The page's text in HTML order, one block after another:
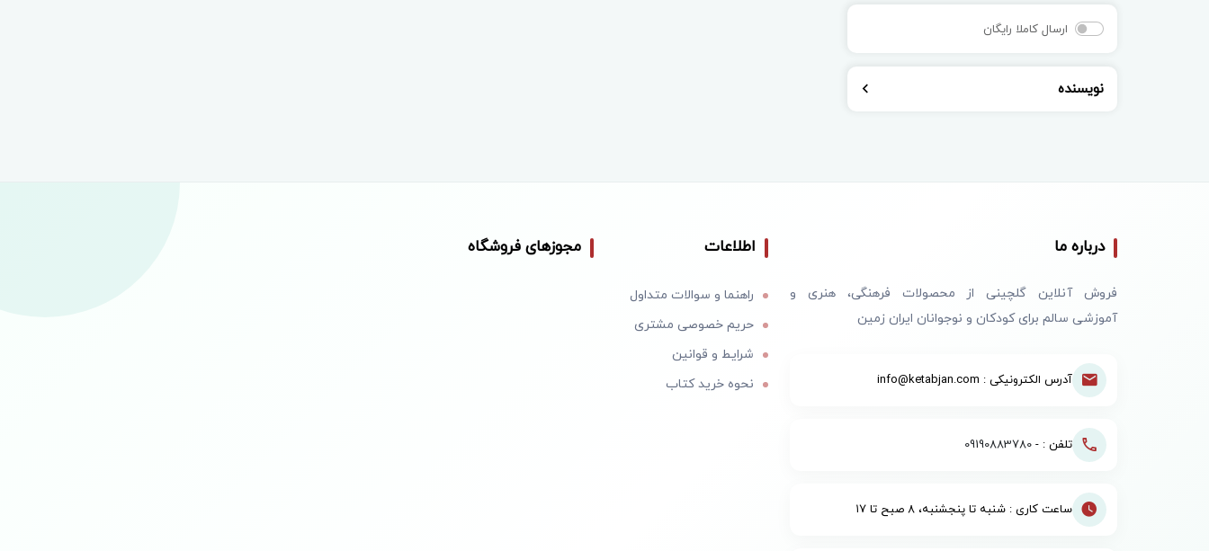
ارسال کاملا رایگان
نویسنده
درباره ما
فروش آنلاین گلچینی از محصولات فرهنگی، هنری و
آموزشی سالم برای کودکان و نوجوانان ایران زمین
آدرس الکترونیکی : info@ketabjan.com
تلفن : - 09190883780
ساعت کاری : شنبه تا پنجشنبه، ۸ صبح تا ۱۷
اطلاعات
راهنما و سوالات متداول
حریم خصوصی مشتری
شرایط و قوانین
نحوه خرید کتاب
مجوزهای فروشگاه